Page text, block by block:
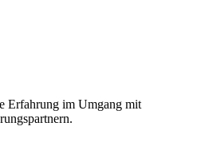
Erfahrung im Umgang mit